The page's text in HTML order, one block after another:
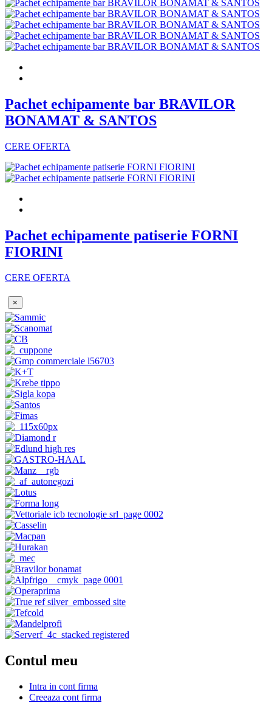
Pachet echipamente bar BRAVILOR
BONAMAT & SANTOS
CERE OFERTA
Pachet echipamente patiserie FORNI
FIORINI
CERE OFERTA
×
Contul meu
Intra in cont firma
Creeaza cont firma